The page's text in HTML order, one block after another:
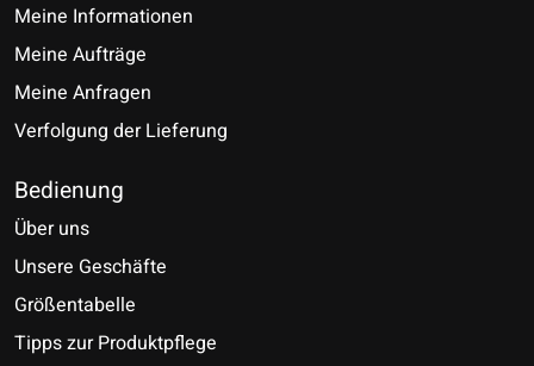
Meine Informationen
Meine Aufträge
Meine Anfragen
Verfolgung der Lieferung
Bedienung
Über uns
Unsere Geschäfte
Größentabelle
Tipps zur Produktpflege